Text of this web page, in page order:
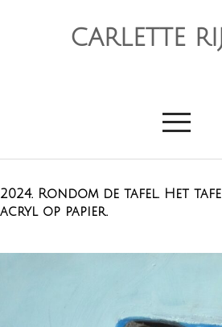
CARLETTE
2024. Rondom de tafel. Het
acryl op papier.